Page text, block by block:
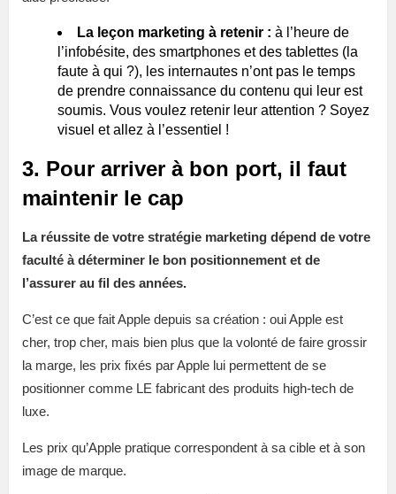
La leçon marketing à retenir : à l’heure de
l’infobésite, des smartphones et des tablettes (la
faute à qui ?), les internautes n’ont pas le temps
de prendre connaissance du contenu qui leur est
soumis. Vous voulez retenir leur attention ? Soyez
visuel et allez à l’essentiel !
3. Pour arriver à bon port, il faut
maintenir le cap
La réussite de votre stratégie marketing dépend de votre
faculté à déterminer le bon positionnement et de
l’assurer au fil des années.
C’est ce que fait Apple depuis sa création : oui Apple est
cher, trop cher, mais bien plus que la volonté de faire grossir
la marge, les prix fixés par Apple lui permettent de se
positionner comme LE fabricant des produits high-tech de
luxe.
Les prix qu’Apple pratique correspondent à sa cible et à son
image de marque.